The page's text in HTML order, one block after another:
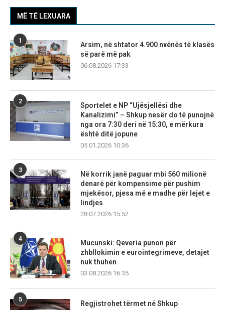
MË TË LEXUARA
1
Arsim, në shtator 4.900 nxënës të klasës
së parë më pak
06.08.2026 17:33
2
Sportelet e NP “Ujësjellësi dhe
Kanalizimi” – Shkup nesër do të punojnë
nga ora 7:30 deri në 15:30, e mërkura
është ditë jopune
05.01.2026 10:36
3
Në korrik janë paguar mbi 560 milionë
denarë për kompensime për pushim
mjekësor, pjesa më e madhe për lejet e
lindjes
28.07.2026 15:52
4
Mucunski: Qeveria punon për
zhbllokimin e eurointegrimeve, detajet
nuk thuhen
03.08.2026 16:35
5
Regjistrohet tërmet në Shkup